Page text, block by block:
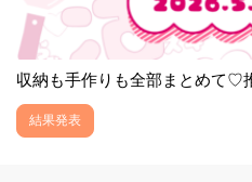
収納も手作りも全部まとめて♡
結果発表